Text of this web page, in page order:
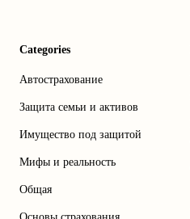
Categories
Автострахование
Защита семьи и активов
Имущество под защитой
Мифы и реальность
Общая